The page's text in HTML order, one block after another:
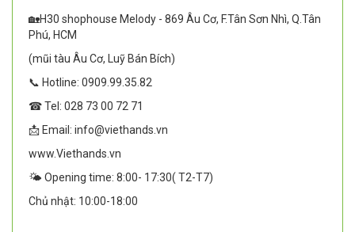
🏡H30 shophouse Melody - 869 Âu Cơ, F.Tân Sơn Nhì, Q.Tân
Phú, HCM
(mũi tàu Âu Cơ, Luỹ Bán Bích)
📞 Hotline: 0909.99.35.82
☎ Tel: 028 73 00 72 71
📩 Email: info@viethands.vn
www.Viethands.vn
🌤️ Opening time: 8:00- 17:30( T2-T7)
Chủ nhật: 10:00-18:00